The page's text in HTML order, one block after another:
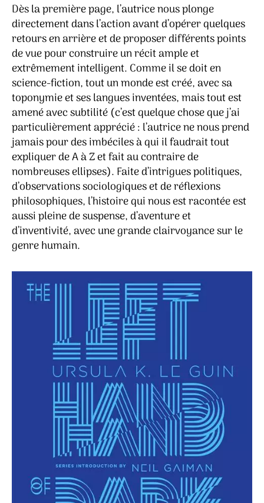
Dès la première page, l’autrice nous plonge
directement dans l’action avant d’opérer quelques
retours en arrière et de proposer différents points
de vue pour construire un récit ample et
extrêmement intelligent. Comme il se doit en
science-fiction, tout un monde est créé, avec sa
toponymie et ses langues inventées, mais tout est
amené avec subtilité (c’est quelque chose que j’ai
particulièrement apprécié : l’autrice ne nous prend
jamais pour des imbéciles à qui il faudrait tout
expliquer de A à Z et fait au contraire de
nombreuses ellipses). Faite d’intrigues politiques,
d’observations sociologiques et de réflexions
philosophiques, l’histoire qui nous est racontée est
aussi pleine de suspense, d’aventure et
d’inventivité, avec une grande clairvoyance sur le
genre humain.